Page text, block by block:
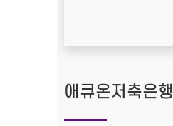
애큐온저축은행